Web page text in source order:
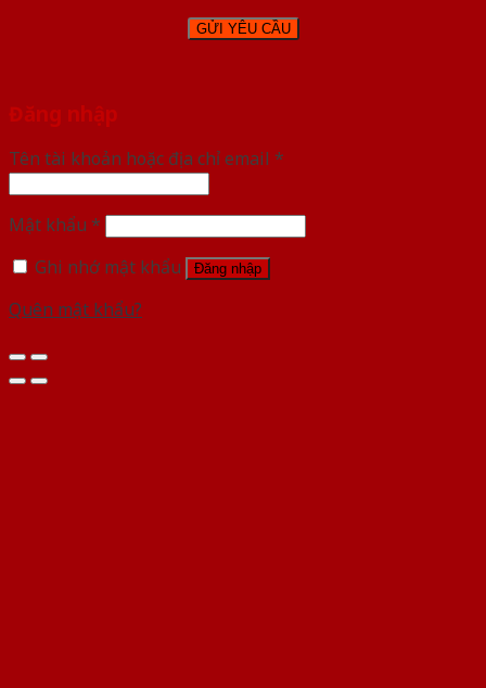
Đăng nhập
Tên tài khoản hoặc địa chỉ email *
Mật khẩu *
Ghi nhớ mật khẩu
Đăng nhập
Quên mật khẩu?